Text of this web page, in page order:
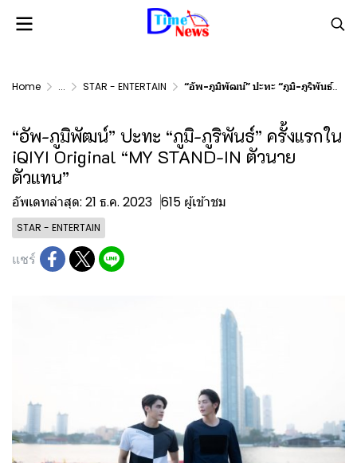
Home ... STAR - ENTERTAIN “อัพ-ภูมิพัฒน์” ปะทะ “ภูมิ-ภูริพันธ์” ครั้งแรกใน iQIYI Original “MY STAND-IN ตัวนาย ตัวแทน”
“อัพ-ภูมิพัฒน์” ปะทะ “ภูมิ-ภูริพันธ์” ครั้งแรกใน
iQIYI Original “MY STAND-IN ตัวนาย
ตัวแทน”
อัพเดทล่าสุด: 21 ธ.ค. 2023 615 ผู้เข้าชม
STAR - ENTERTAIN
แชร์